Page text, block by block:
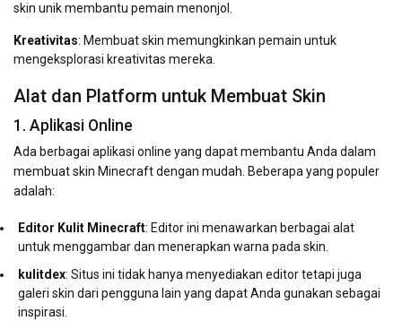
skin unik membantu pemain menonjol.
Kreativitas: Membuat skin memungkinkan pemain untuk
mengeksplorasi kreativitas mereka.
Alat dan Platform untuk Membuat Skin
1. Aplikasi Online
Ada berbagai aplikasi online yang dapat membantu Anda dalam
membuat skin Minecraft dengan mudah. Beberapa yang populer
adalah:
Editor Kulit Minecraft: Editor ini menawarkan berbagai alat
untuk menggambar dan menerapkan warna pada skin.
kulitdex: Situs ini tidak hanya menyediakan editor tetapi juga
galeri skin dari pengguna lain yang dapat Anda gunakan sebagai
inspirasi.